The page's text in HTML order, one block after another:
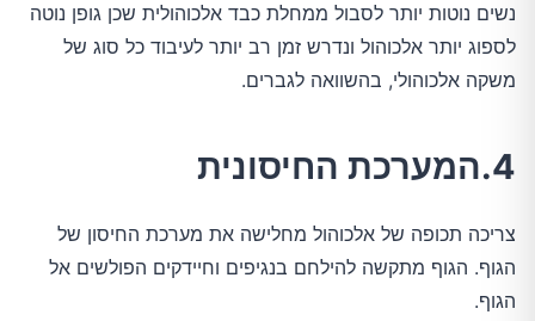
נשים נוטות יותר לסבול ממחלת כבד אלכוהולית שכן גופן נוטה
לספוג יותר אלכוהול ונדרש זמן רב יותר לעיבוד כל סוג של
משקה אלכוהולי, בהשוואה לגברים.
4.המערכת החיסונית
צריכה תכופה של אלכוהול מחלישה את מערכת החיסון של
הגוף. הגוף מתקשה להילחם בנגיפים וחיידקים הפולשים אל
הגוף.